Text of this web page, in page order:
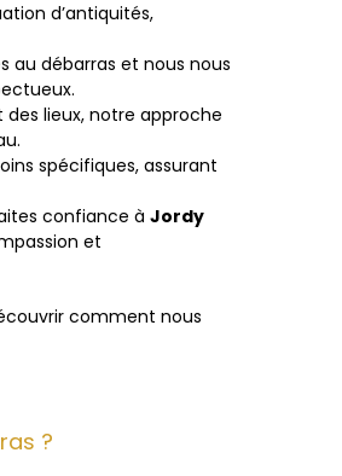
d’antiquités,
au débarras et nous nous
lieux, notre approche
spécifiques, assurant
confiance à Jordy
et
comment nous
?